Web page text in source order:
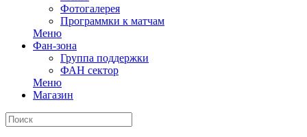
Фотогалерея
Программки к матчам
Меню
Фан-зона
Группа поддержки
ФАН сектор
Меню
Магазин